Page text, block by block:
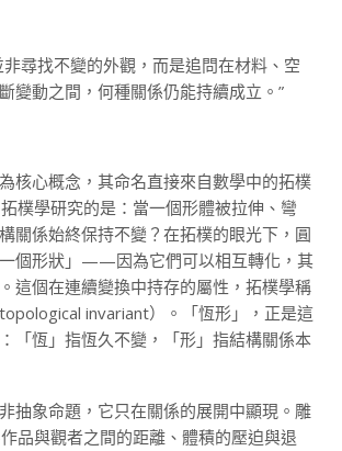
尋找不變的外觀，而是追問在材料、空
變動之間，何種關係仍能持續成立。”
核心概念，其命名直接來自數學中的拓樸
樸學研究的是：當一個形體被拉伸、彎
關係始終保持不變？在拓樸的眼光下，圓
個形狀」——因為它們可以相互轉化，其
這個在連續變換中持存的屬性，拓樸學稱
invariant）。「恆形」，正是這
「恆」指恆久不變，「形」指結構關係本
抽象命題，它只在關係的展開中顯現。雕
與觀者之間的距離、體積的壓迫與退